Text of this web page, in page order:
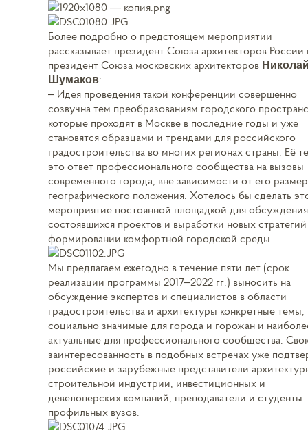
Более подробно о предстоящем мероприятии
рассказывает президент Союза архитекторов России
президент Союза московских архитекторов
Шумаков:
– Идея проведения такой конференции совершенно
созвучна тем преобразованиям городского
которые проходят в Москве в последние годы и уже
становятся образцами и трендами для российского
градостроительства во многих регионах страны. Её
это ответ профессионального сообщества на вызовы
современного города, вне зависимости от его
географического положения. Хотелось бы сделать
мероприятие постоянной площадкой для
состоявшихся проектов и выработки новых
формировании комфортной городской среды.
Мы предлагаем ежегодно в течение пяти лет (срок
реализации программы 2017–2022 гг.) выносить на
обсуждение экспертов и специалистов в области
градостроительства и архитектуры конкретные темы,
социально значимые для города и горожан и
актуальные для профессионального сообщества.
заинтересованность в подобных встречах уже
российские и зарубежные представители
строительной индустрии, инвестиционных и
девелоперских компаний, преподаватели и студенты
профильных вузов.